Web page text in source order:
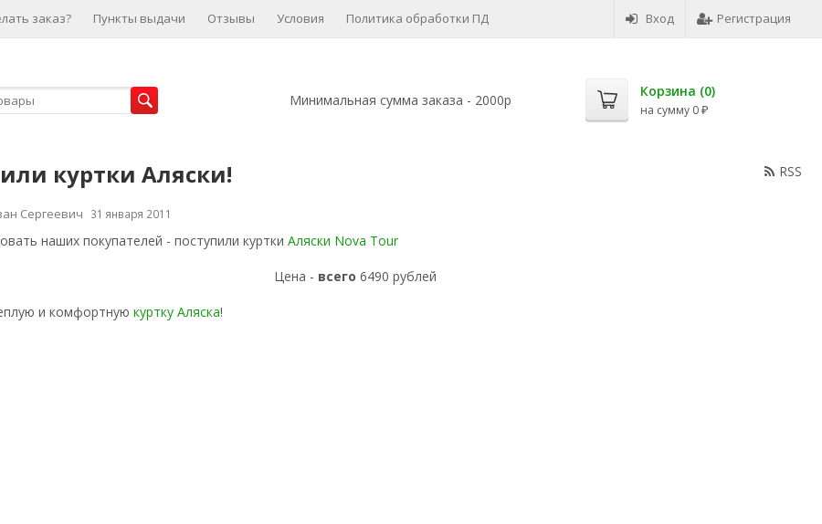
Вход Регистрация
заказ? Пункты выдачи Отзывы Условия Политика обработки ПД
Минимальная сумма заказа - 2000р
Корзина (0)
на сумму 0 ₽
RSS
куртки Аляски!
Сергеевич 31 января 2011
наших покупателей - поступили куртки Аляски Nova Tour
Цена - всего 6490 рублей
и комфортную куртку Аляска!